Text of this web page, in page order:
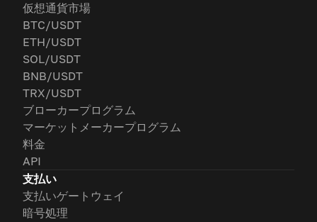
仮想通貨市場
BTC/USDT
ETH/USDT
SOL/USDT
BNB/USDT
TRX/USDT
ブローカープログラム
マーケットメーカープログラム
料金
API
支払い
支払いゲートウェイ
暗号処理